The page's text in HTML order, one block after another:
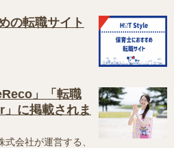
の転職サイト
」「転職
に掲載されま
会社が運営する、